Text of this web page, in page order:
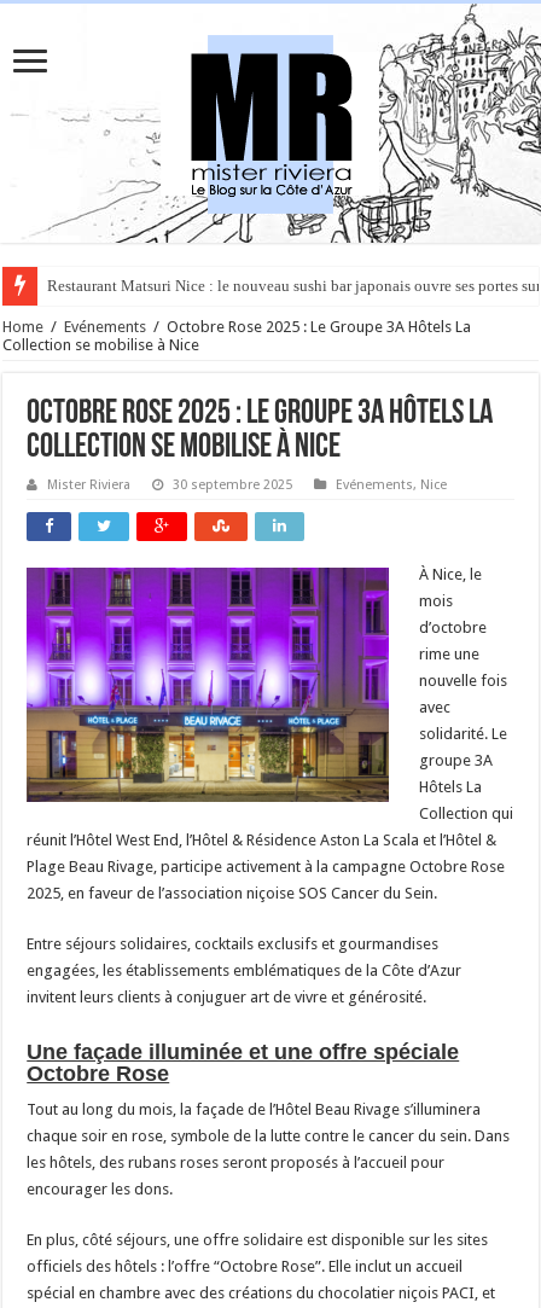
Rüya à Cannes : le restaurant éphémère de l’Hôtel Carlton pour un
Home / Evénements / Octobre Rose 2025 : Le Groupe 3A Hôtels La
Collection se mobilise à Nice
Octobre Rose 2025 : Le Groupe 3A Hôtels La
Collection se mobilise à Nice
Mister Riviera 30 septembre 2025 Evénements, Nice
À Nice, le
mois
d’octobre
rime une
nouvelle fois
avec
solidarité. Le
groupe 3A
Hôtels La
Collection qui
réunit l’Hôtel West End, l’Hôtel & Résidence Aston La Scala et l’Hôtel &
Plage Beau Rivage, participe activement à la campagne Octobre Rose
2025, en faveur de l’association niçoise SOS Cancer du Sein.
Entre séjours solidaires, cocktails exclusifs et gourmandises
engagées, les établissements emblématiques de la Côte d’Azur
invitent leurs clients à conjuguer art de vivre et générosité.
Une façade illuminée et une offre spéciale
Octobre Rose
Tout au long du mois, la façade de l’Hôtel Beau Rivage s’illuminera
chaque soir en rose, symbole de la lutte contre le cancer du sein. Dans
les hôtels, des rubans roses seront proposés à l’accueil pour
encourager les dons.
En plus, côté séjours, une offre solidaire est disponible sur les sites
officiels des hôtels : l’offre “Octobre Rose”. Elle inclut un accueil
spécial en chambre avec des créations du chocolatier niçois PACI, et